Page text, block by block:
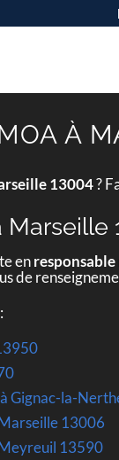
À
13004?
en
de
Gignac-la-
13006
13590